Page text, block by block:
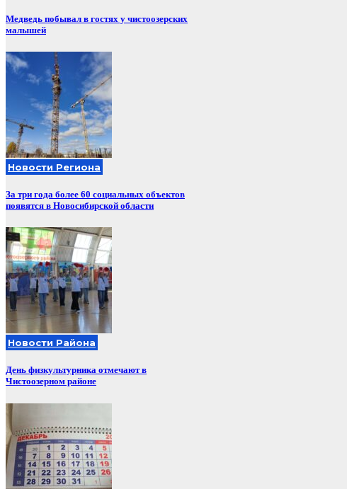
Медведь побывал в гостях у чистоозерских
малышей
Новости Региона
За три года более 60 социальных объектов
появятся в Новосибирской области
Новости Района
День физкультурника отмечают в
Чистоозерном районе